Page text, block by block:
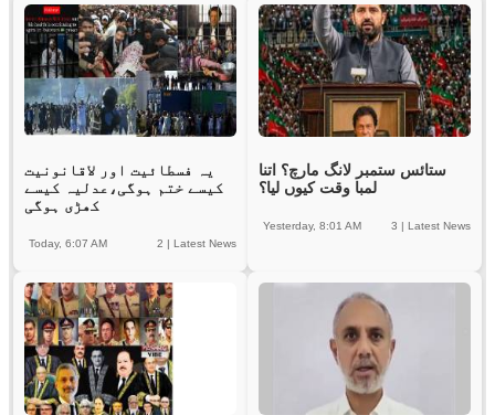
یہ فسطائیت اور لاقانونیت
کیسے ختم ہوگی،عدلیہ کیسے
کھڑی ہوگی
2 | Latest News
Today, 6:07 AM
ستائس ستمبر لانگ مارچ؟ اتنا
لمبا وقت کیوں لیا؟
3 | Latest News
Yesterday, 8:01 AM